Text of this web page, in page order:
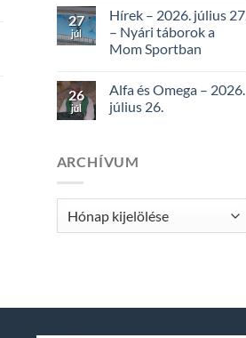
27
júl
Hírek – 2026. július 27.
– Nyári táborok a
Mom Sportban
26
júl
Alfa és Omega – 2026.
július 26.
ARCHÍVUM
Archívum